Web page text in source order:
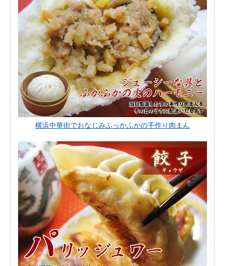
横浜中華街でおなじみふっかふかの手作り肉まん